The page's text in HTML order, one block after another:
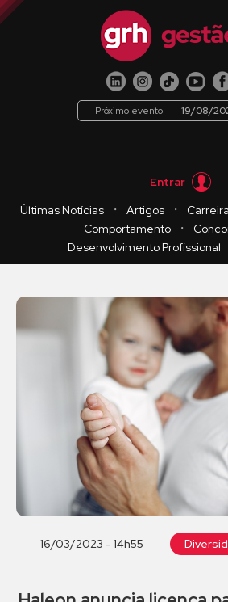
Próximo evento 19/08/
Entrar
Últimas Notícias
・ Artigos ・
Comportamento
・
Desenvolvimento Profissional
16/03/2023 - 14h55